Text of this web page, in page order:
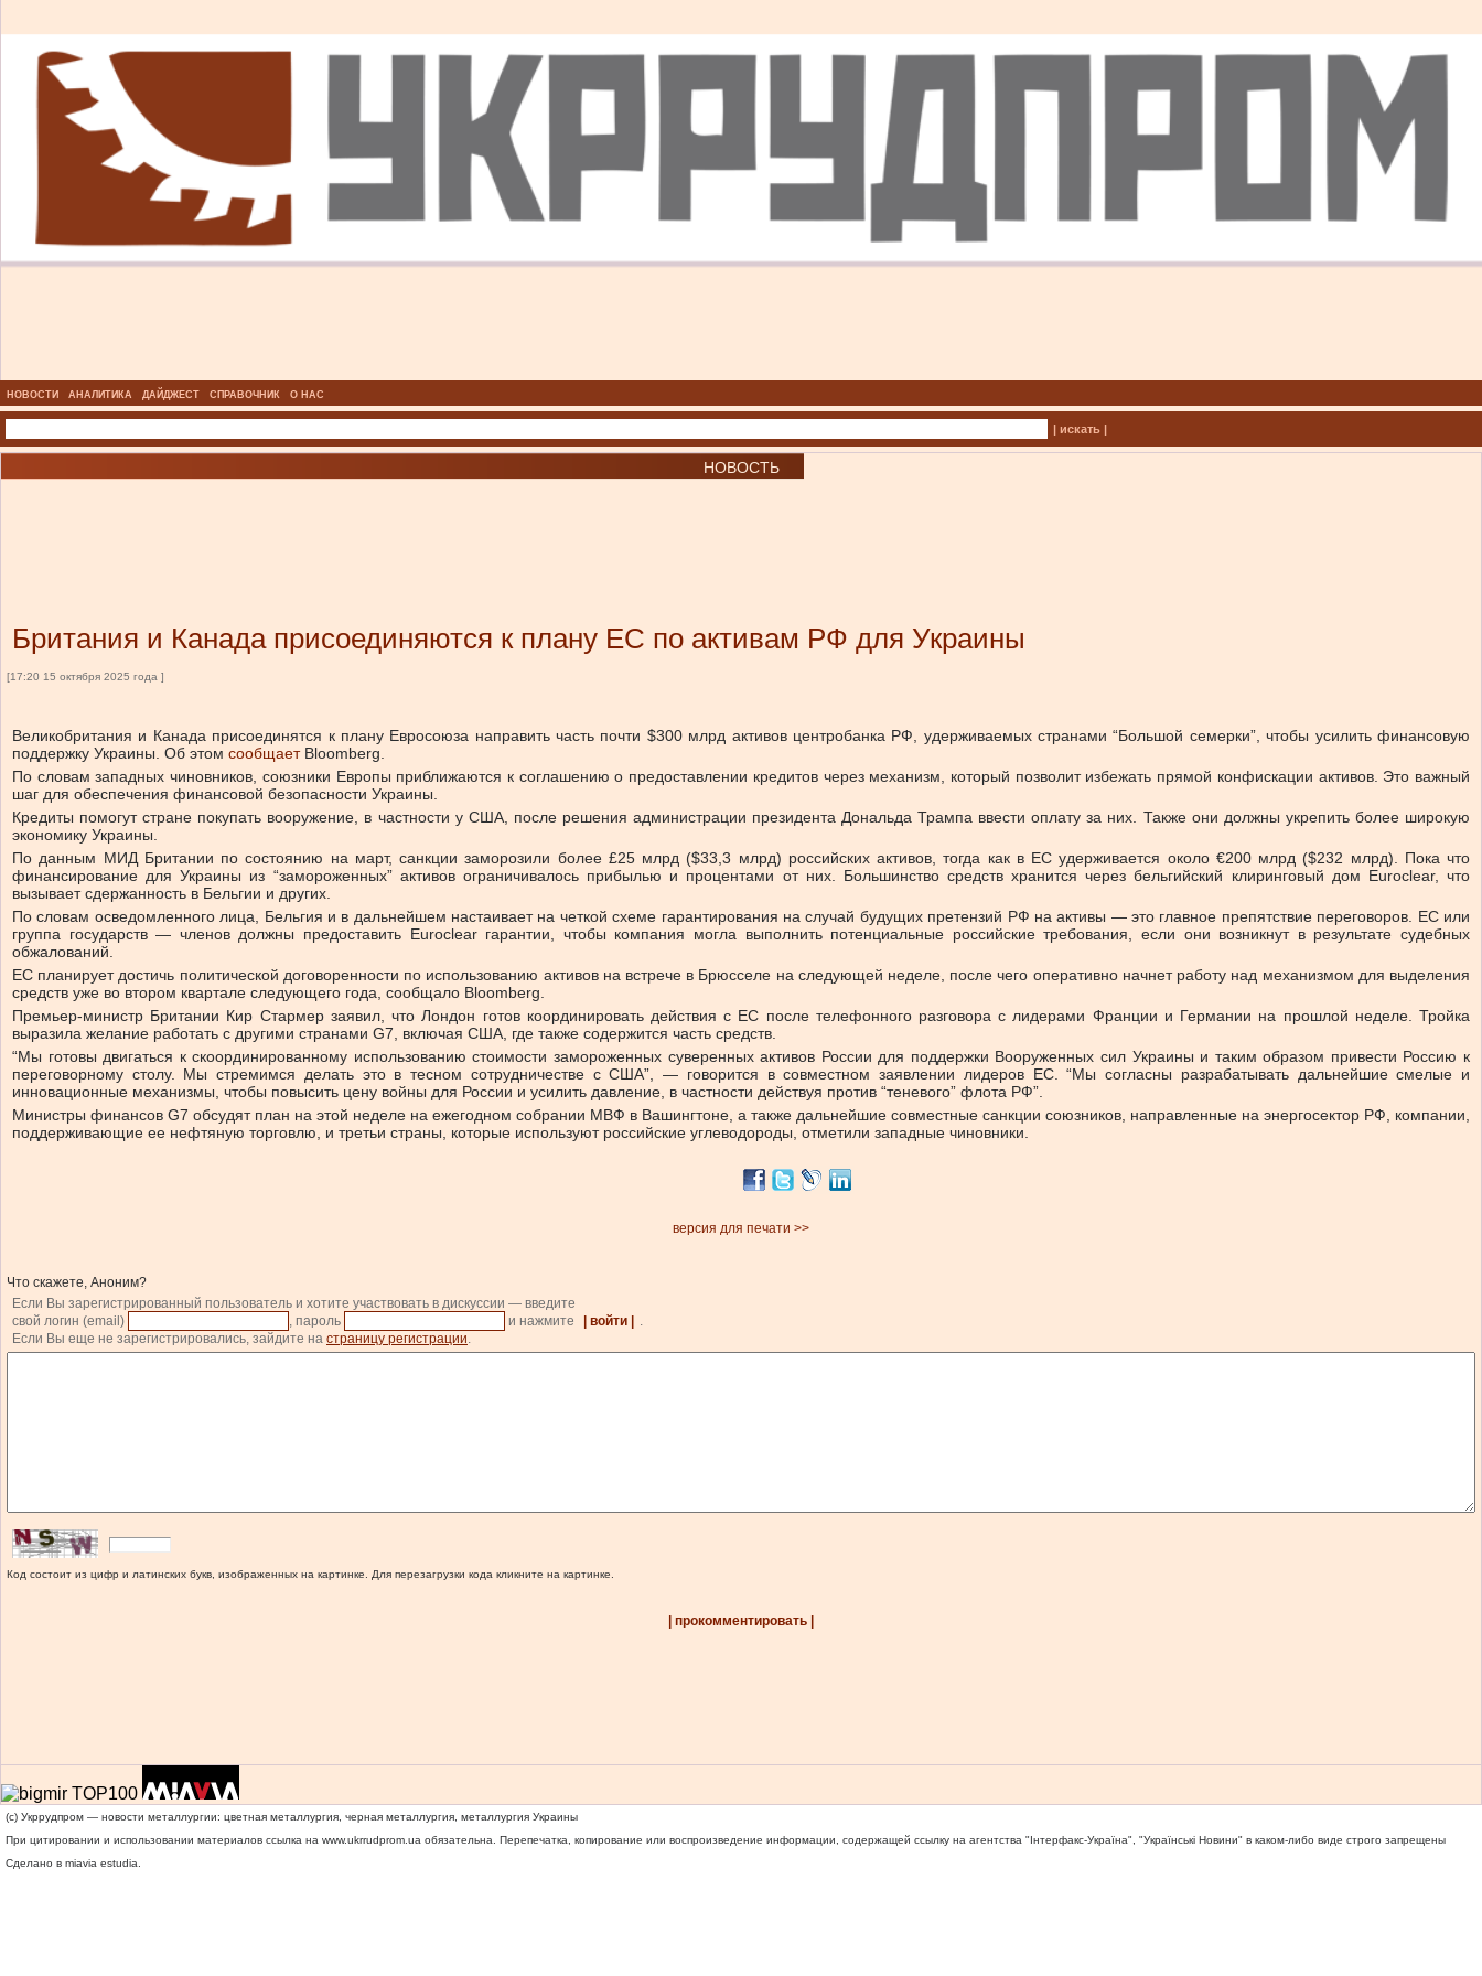
НОВОСТИ АНАЛИТИКА ДАЙДЖЕСТ СПРАВОЧНИК О НАС
| искать |
НОВОСТЬ
Британия и Канада присоединяются к плану ЕС по активам РФ для Украины
[17:20 15 октября 2025 года ]
Великобритания и Канада присоединятся к плану Евросоюза направить часть почти $300 млрд активов центробанка РФ, удерживаемых странами “Большой семерки”, чтобы усилить финансовую
поддержку Украины. Об этом сообщаетBloomberg.
По словам западных чиновников, союзники Европы приближаются к соглашению о предоставлении кредитов через механизм, который позволит избежать прямой конфискации активов. Это важный
шаг для обеспечения финансовой безопасности Украины.
Кредиты помогут стране покупать вооружение, в частности у США, после решения администрации президента Дональда Трампа ввести оплату за них. Также они должны укрепить более широкую
экономику Украины.
По данным МИД Британии по состоянию на март, санкции заморозили более £25 млрд ($33,3 млрд) российских активов, тогда как в ЕС удерживается около €200 млрд ($232 млрд). Пока что
финансирование для Украины из “замороженных” активов ограничивалось прибылью и процентами от них. Большинство средств хранится через бельгийский клиринговый дом Euroclear, что
вызывает сдержанность в Бельгии и других.
По словам осведомленного лица, Бельгия и в дальнейшем настаивает на четкой схеме гарантирования на случай будущих претензий РФ на активы — это главное препятствие переговоров. ЕС или
группа государств — членов должны предоставить Euroclear гарантии, чтобы компания могла выполнить потенциальные российские требования, если они возникнут в результате судебных
обжалований.
ЕС планирует достичь политической договоренности по использованию активов на встрече в Брюсселе на следующей неделе, после чего оперативно начнет работу над механизмом для выделения
средств уже во втором квартале следующего года, сообщало Bloomberg.
Премьер-министр Британии Кир Стармер заявил, что Лондон готов координировать действия с ЕС после телефонного разговора с лидерами Франции и Германии на прошлой неделе. Тройка
выразила желание работать с другими странами G7, включая США, где также содержится часть средств.
“Мы готовы двигаться к скоординированному использованию стоимости замороженных суверенных активов России для поддержки Вооруженных сил Украины и таким образом привести Россию к
переговорному столу. Мы стремимся делать это в тесном сотрудничестве с США”, — говорится в совместном заявлении лидеров EС. “Мы согласны разрабатывать дальнейшие смелые и
инновационные механизмы, чтобы повысить цену войны для России и усилить давление, в частности действуя против “теневого” флота РФ”.
Министры финансов G7 обсудят план на этой неделе на ежегодном собрании МВФ в Вашингтоне, а также дальнейшие совместные санкции союзников, направленные на энергосектор РФ, компании,
поддерживающие ее нефтяную торговлю, и третьи страны, которые используют российские углеводороды, отметили западные чиновники.
версия для печати >>
Что скажете, Аноним?
Если Вы зарегистрированный пользователь и хотите участвовать в дискуссии — введите
свой логин (email)
, пароль и нажмите | войти |
.
Если Вы еще не зарегистрировались, зайдите на страницу регистрации.
Код состоит из цифр и латинских букв, изображенных на картинке. Для перезагрузки кода кликните на картинке.
| прокомментировать |
(c) Укррудпром — новости металлургии: цветная металлургия, черная металлургия, металлургия Украины
При цитировании и использовании материалов ссылка на www.ukrrudprom.ua обязательна. Перепечатка, копирование или воспроизведение информации, содержащей ссылку на агентства "Iнтерфакс-Україна", "Українськi Новини" в каком-либо виде строго запрещены
Сделано в miavia estudia.